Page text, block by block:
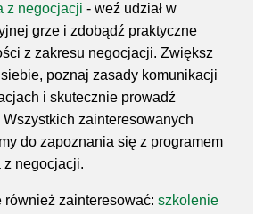
z negocjacji - weź udział w
grze i zdobądź praktyczne
z zakresu negocjacji. Zwiększ
poznaj zasady komunikacji
i skutecznie prowadź
Wszystkich zainteresowanych
do zapoznania się z programem
z negocjacji.
również zainteresować: szkolenie